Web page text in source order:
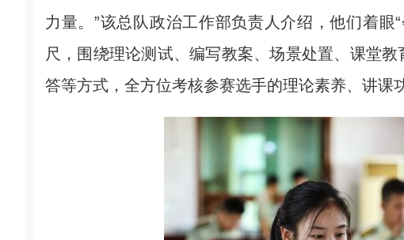
力量。”该总队政治工作部负责人介绍，他们着
尺，围绕理论测试、编写教案、场景处置、课堂
答等方式，全方位考核参赛选手的理论素养、讲课